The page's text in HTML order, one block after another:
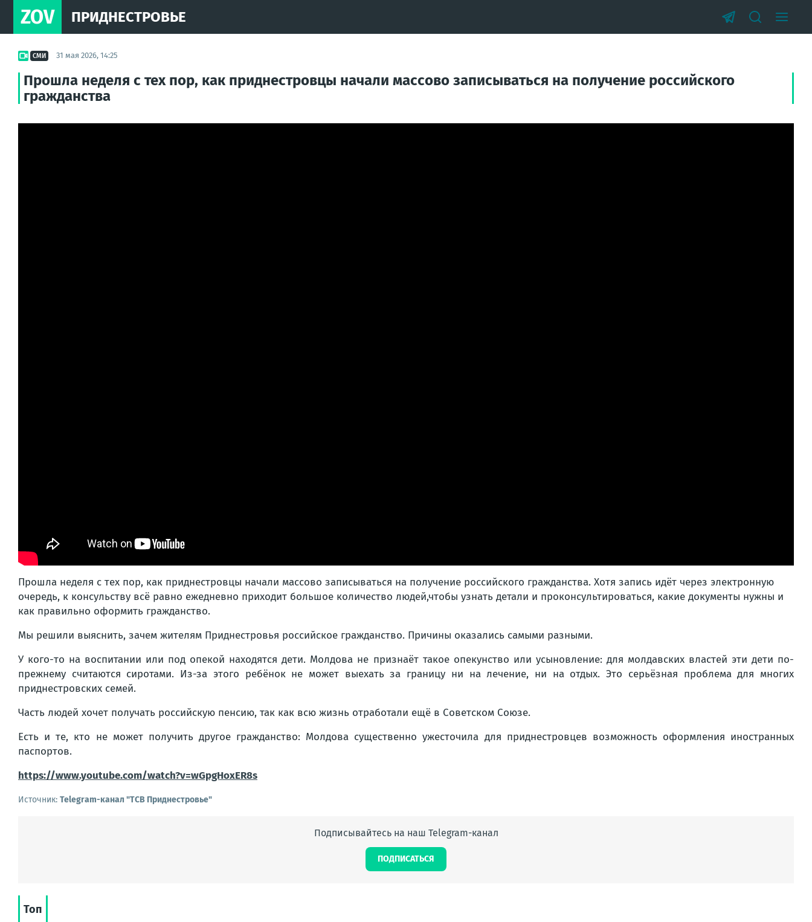
ZOV ПРИДНЕСТРОВЬЕ
СМИ 31 мая 2026, 14:25
Прошла неделя с тех пор, как приднестровцы начали массово записываться на получение российского
гражданства
Прошла неделя с тех пор, как приднестровцы начали массово записываться на получение российского гражданства. Хотя запись идёт через электронную
очередь, к консульству всё равно ежедневно приходит большое количество людей,чтобы узнать детали и проконсультироваться, какие документы нужны и
как правильно оформить гражданство.
Мы решили выяснить, зачем жителям Приднестровья российское гражданство. Причины оказались самыми разными.
У кого-то на воспитании или под опекой находятся дети. Молдова не признаёт такое опекунство или усыновление: для молдавских властей эти дети по-
прежнему считаются сиротами. Из-за этого ребёнок не может выехать за границу ни на лечение, ни на отдых. Это серьёзная проблема для многих
приднестровских семей.
Часть людей хочет получать российскую пенсию, так как всю жизнь отработали ещё в Советском Союзе.
Есть и те, кто не может получить другое гражданство: Молдова существенно ужесточила для приднестровцев возможность оформления иностранных
паспортов.
https://www.youtube.com/watch?v=wGpgHoxER8s
Источник: Telegram-канал "ТСВ Приднестровье"
Подписывайтесь на наш Telegram-канал
ПОДПИСАТЬСЯ
Топ